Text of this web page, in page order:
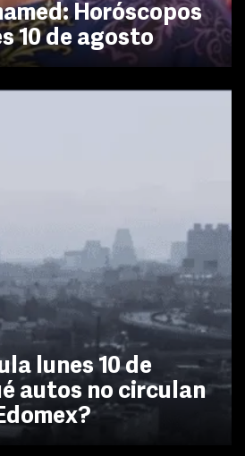
Horóscopos
10 de agosto
lunes 10 de
autos no circulan